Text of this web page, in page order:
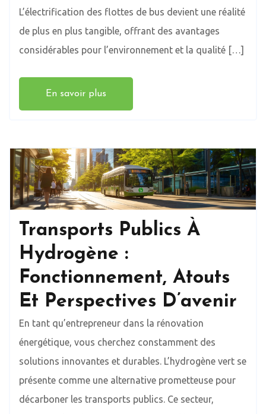
L’électrification des flottes de bus devient une réalité
de plus en plus tangible, offrant des avantages
considérables pour l’environnement et la qualité […]
En savoir plus
Transports Publics À
Hydrogène :
Fonctionnement, Atouts
Et Perspectives D’avenir
En tant qu’entrepreneur dans la rénovation
énergétique, vous cherchez constamment des
solutions innovantes et durables. L’hydrogène vert se
présente comme une alternative prometteuse pour
décarboner les transports publics. Ce secteur,